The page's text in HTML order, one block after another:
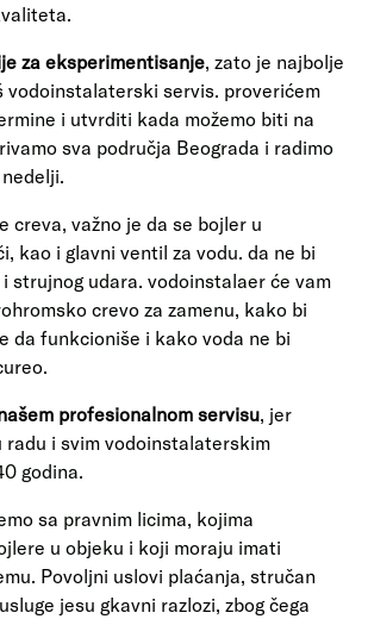
za eksperimentisanje , zato je najbolje
vodoinstalaterski servis. proverićem
i utvrditi kada možemo biti na
sva područja Beograda i radimo
creva, važno je da se bojler u
kao i glavni ventil za vodu. da ne bi
strujnog udara. vodoinstalaer će vam
crevo za zamenu, kako bi
da funkcioniše i kako voda ne bi
profesionalnom servisu , jer
radu i svim vodoinstalaterskim
godina.
sa pravnim licima, kojima
u objeku i koji moraju imati
Povoljni uslovi plaćanja, stručan
jesu gkavni razlozi, zbog čega